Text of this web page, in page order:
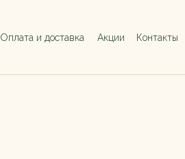
Оплата и доставка Акции Контакты